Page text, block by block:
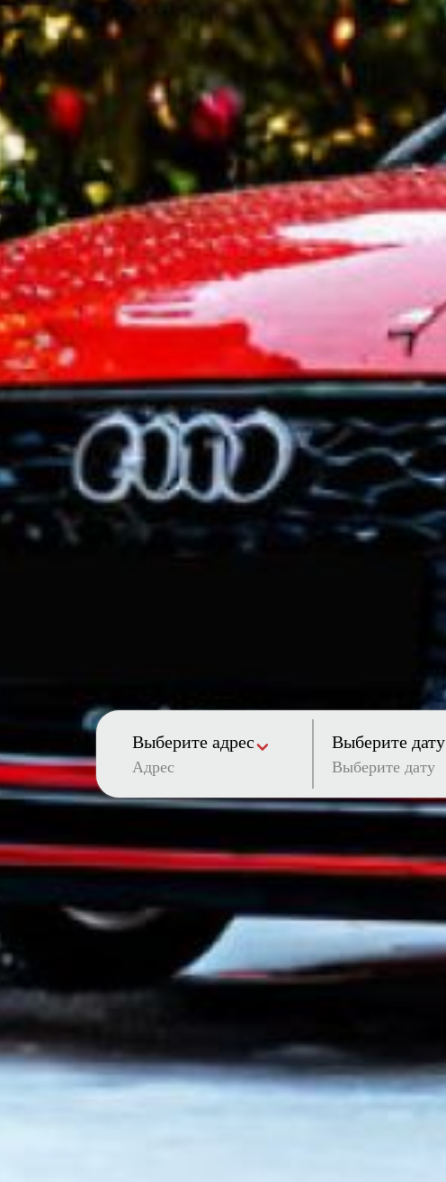
Выберите адрес
Адрес
Выберите дату